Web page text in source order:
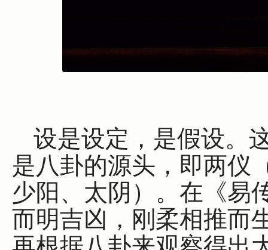
设是设定，是假设。
是八卦的源头，即两仪
少阳、太阴）。在《易
而明吉凶，刚柔相推而